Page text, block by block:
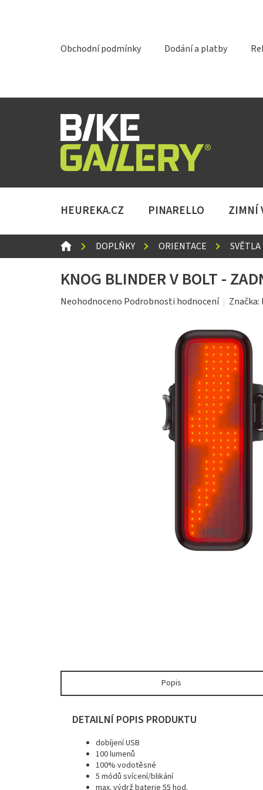
Obchodní podmínky Dodání a platby
HEUREKA.CZ PINARELLO ZIMNÍ
DOMŮDOPLŇKY ORIENTACE SVĚTLA
KNOG BLINDER V BOLT -
Průměrné
Neohodnoceno Podrobnosti hodnocení Značka:
Popis
DETAILNÍ POPIS PRODUKTU
dobíjení USB
100 lumenů
100% vodotěsné
5 módů svícení/blikání
max. výdrž baterie 55 hod.